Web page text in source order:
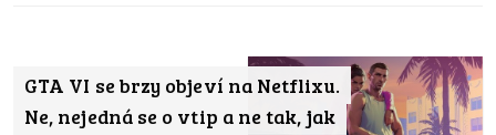
GTA VI se brzy objeví na Netflixu.
Ne, nejedná se o vtip a ne tak, jak